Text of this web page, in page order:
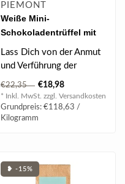
PIEMONT
Weiße Mini-
Schokoladentrüffel mit
Mandeln (160g)
Lass Dich von der Anmut
und Verführung der
„Grace“-Kollektion
erobern und g..
€22,35 €18,98
* Inkl. MwSt. zzgl. Versandkosten
Grundpreis: €118,63 /
Kilogramm
❥ -15%